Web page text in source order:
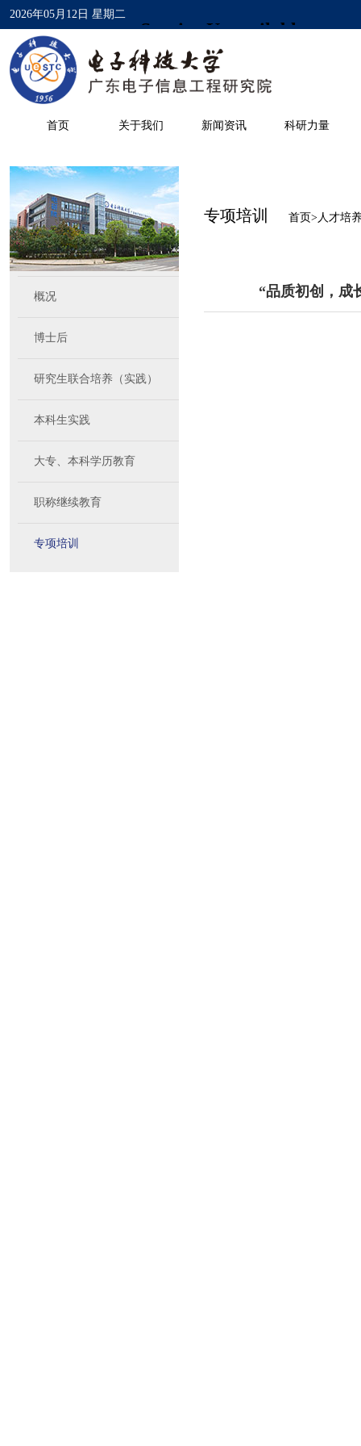
2026年05月12日 星期二
首页 关于我们 新闻资讯 科研力量
概况
博士后
研究生联合培养（实践）
本科生实践
大专、本科学历教育
职称继续教育
专项培训
专项培训 首页>人才培
“品质初创，成